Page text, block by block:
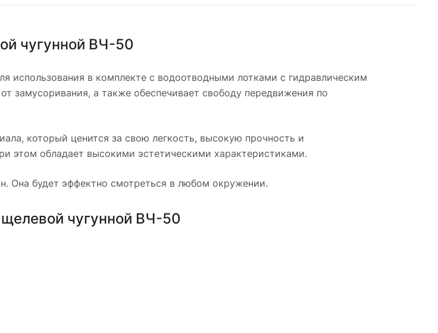
чугунной ВЧ-50
использования в комплекте с водоотводными лотками с гидравлическим
замусоривания, а также обеспечивает свободу передвижения по
который ценится за свою легкость, высокую прочность и
этом обладает высокими эстетическими характеристиками.
Она будет эффектно смотреться в любом окружении.
чугунной ВЧ-50